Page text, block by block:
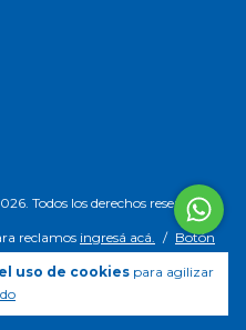
uso de cookies para agilizar
Todos los derechos reservados.
reclamos ingresá acá. / Botón